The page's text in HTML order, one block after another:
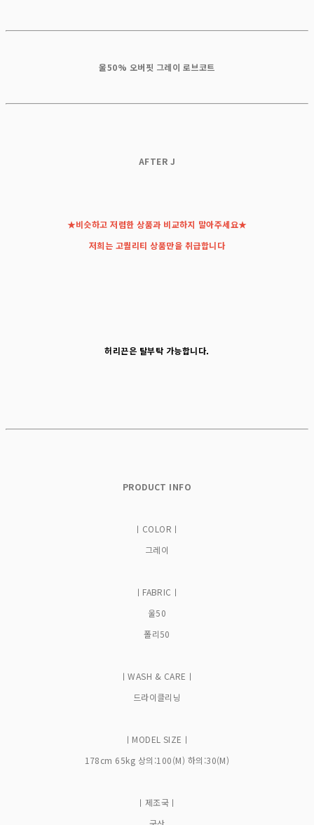
울50% 오버핏 그레이 로브코트
AFTER J
★비슷하고 저렴한 상품과 비교하지 말아주세요★
저희는 고퀄리티 상품만을 취급합니다
허리끈은 탈부탁 가능합니다.
PRODUCT INFO
ㅣCOLORㅣ
그레이
ㅣFABRICㅣ
울50
폴리50
ㅣWASH & CAREㅣ
드라이클리닝
ㅣMODEL SIZEㅣ
178cm 65kg 상의:100(M) 하의:30(M)
ㅣ제조국ㅣ